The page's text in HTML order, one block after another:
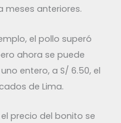
meses anteriores.
el pollo superó
ahora se puede
entero, a S/ 6.50, el
de Lima.
precio del bonito se